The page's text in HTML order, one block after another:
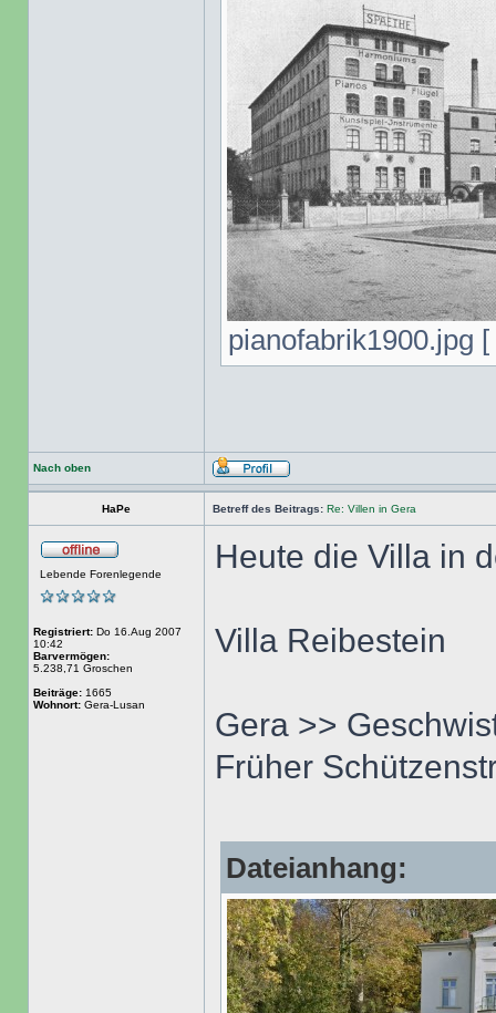
pianofabrik1900.jpg
Nach oben
HaPe Betreff des Beitrags: Re: Villen in Gera
Lebende Forenlegende
Registriert: Do 16.Aug 2007
10:42
Barvermögen:
5.238,71 Groschen
Beiträge: 1665
Wohnort: Gera-Lusan
Heute die Villa in
Villa Reibestein
Gera >>
Früher
Dateianhang: